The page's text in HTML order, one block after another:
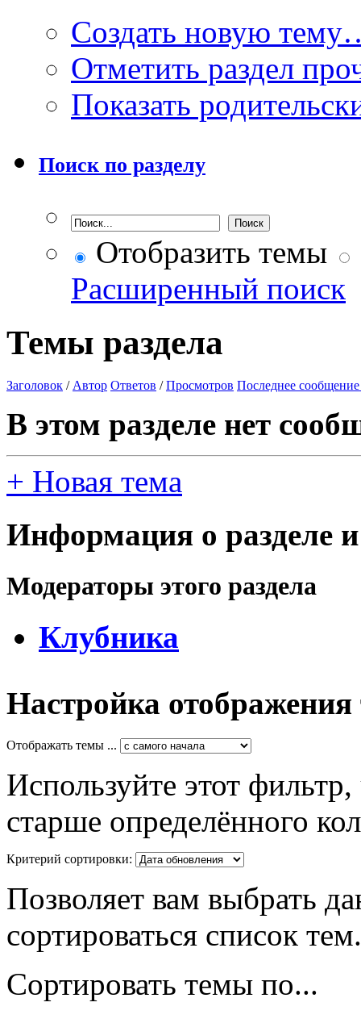
Создать новую
Отметить раздел
Показать
Поиск по разделу
Отобразить темы
Расширенный поиск
Темы раздела
Заголовок / Автор Ответов /Просмотров Последнее сообщение
В этом разделе нет
+ Новая тема
Информация о разделе
Модераторы этого раздела
Клубника
Настройка отображения
Отображать темы ...
Используйте этот
старше определённого
Критерий сортировки:
Позволяет вам выбрать
сортироваться список тем.
Сортировать темы по...